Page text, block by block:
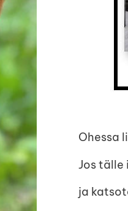
Ohessa
Jos tälle
ja